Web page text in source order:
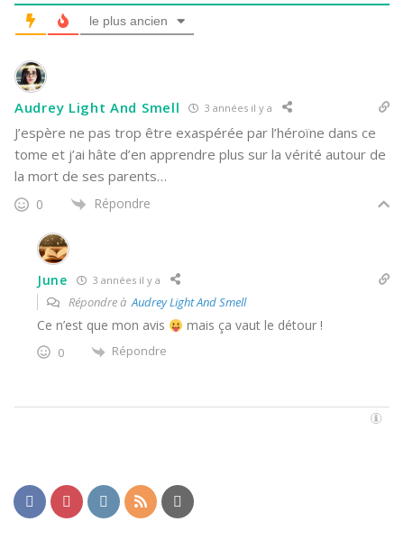
le plus ancien
Audrey Light And Smell 3 années il y a
J’espère ne pas trop être exaspérée par l’héroïne dans ce
tome et j’ai hâte d’en apprendre plus sur la vérité autour de
la mort de ses parents…
0 Répondre
June 3 années il y a
Répondre àAudrey Light And Smell
Ce n’est que mon avis mais ça vaut le détour !
0 Répondre